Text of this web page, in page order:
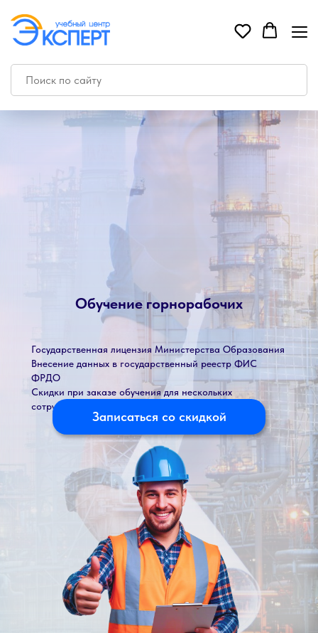
Обучение горнорабочих
Государственная лицензия Министерства Образования
Внесение данных в государственный реестр ФИС
ФРДО
Скидки при заказе обучения для нескольких
сотрудников
Записаться со скидкой